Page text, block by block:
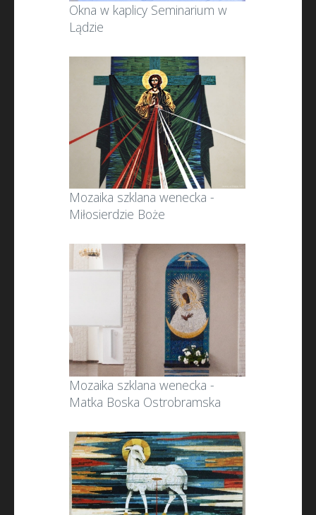
Okna w kaplicy Seminarium w
Lądzie
Mozaika szklana wenecka -
Miłosierdzie Boże
Mozaika szklana wenecka -
Matka Boska Ostrobramska